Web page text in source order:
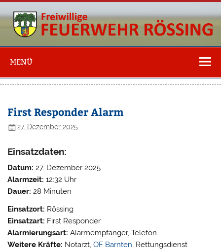
Freiwillige
Feuerwehr
Rössing
MENÜ
First Responder Alarm
27. Dezember 2025
Einsatzdaten:
Datum: 27. Dezember 2025
Alarmzeit: 12:32 Uhr
Dauer: 28 Minuten
Einsatzort: Rössing
Einsatzart: First Responder
Alarmierungsart: Alarmempfänger, Telefon
Weitere Kräfte: Notarzt,OF Barnten , Rettungsdienst